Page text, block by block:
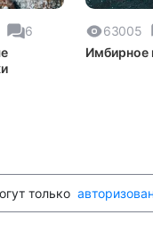
6
63005
Имбирное
только